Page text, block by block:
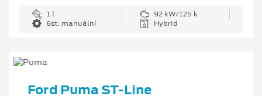
1 l
92 kW/125 k
6st. manuální
Hybrid
Ford Puma ST-Line